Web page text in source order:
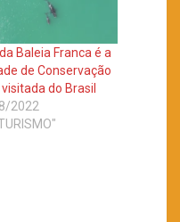
Baleia Franca é a
de Conservação
do Brasil
2022